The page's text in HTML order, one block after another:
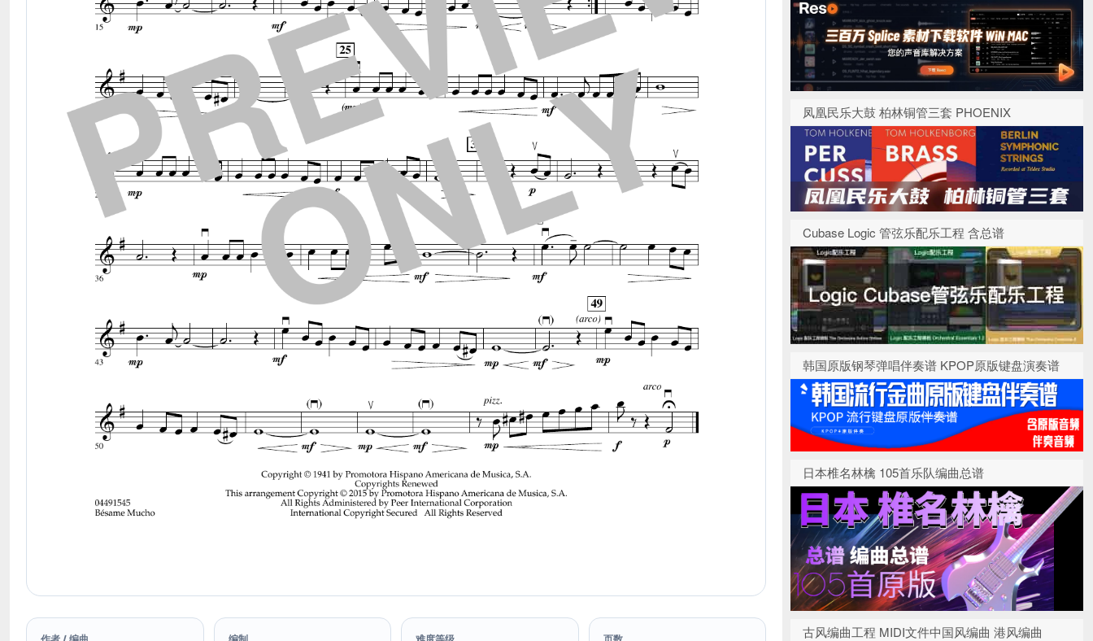
凤凰民乐大鼓 柏林铜管三套 PHOENIX
Cubase Logic 管弦乐配乐工程 含总谱
韩国原版钢琴弹唱伴奏谱 KPOP原版键盘演奏谱
日本椎名林檎 105首乐队编曲总谱
古风编曲工程 MIDI文件中国风编曲 港风编曲